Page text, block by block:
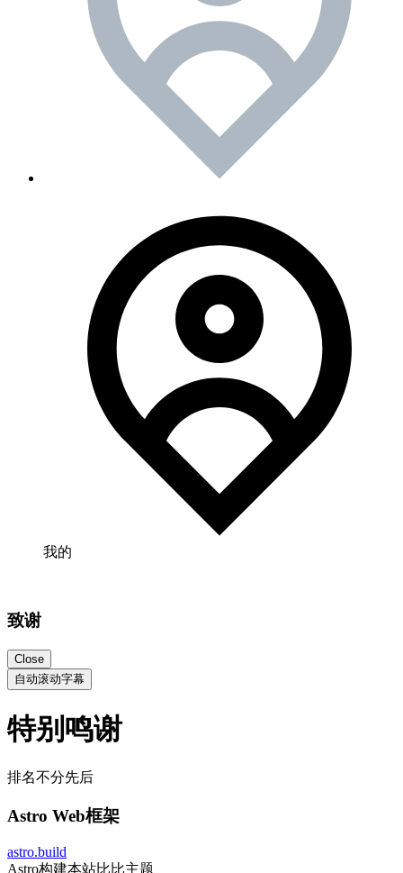
我的
致谢
Close
自动滚动字幕
特别鸣谢
排名不分先后
Astro Web框架
astro.build
Astro构建本站比比主题